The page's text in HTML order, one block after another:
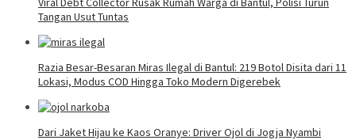
Tangan Usut Tuntas
Razia Besar-Besaran Miras Ilegal di Bantul: 219 Botol Disita dari 11
Lokasi, Modus COD Hingga Toko Modern Digerebek
Dari Jaket Hijau ke Kaos Oranye: Driver Ojol di Jogja Nyambi